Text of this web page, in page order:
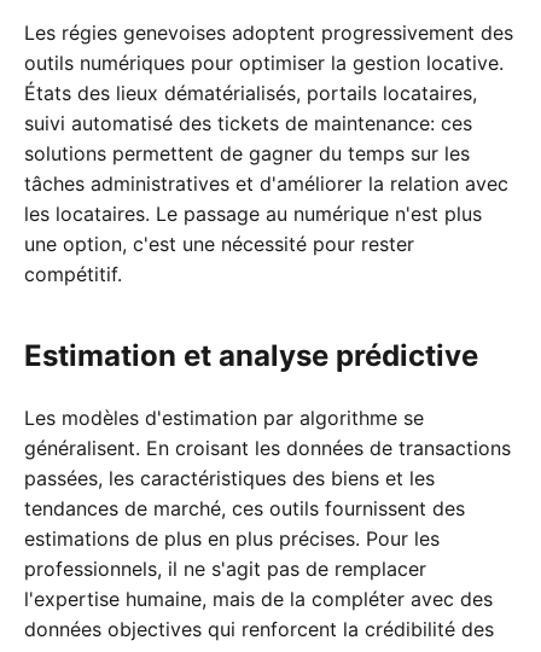
Les régies genevoises adoptent progressivement des
outils numériques pour optimiser la gestion locative.
États des lieux dématérialisés, portails locataires,
suivi automatisé des tickets de maintenance: ces
solutions permettent de gagner du temps sur les
tâches administratives et d'améliorer la relation avec
les locataires. Le passage au numérique n'est plus
une option, c'est une nécessité pour rester
compétitif.
Estimation et analyse prédictive
Les modèles d'estimation par algorithme se
généralisent. En croisant les données de transactions
passées, les caractéristiques des biens et les
tendances de marché, ces outils fournissent des
estimations de plus en plus précises. Pour les
professionnels, il ne s'agit pas de remplacer
l'expertise humaine, mais de la compléter avec des
données objectives qui renforcent la crédibilité des